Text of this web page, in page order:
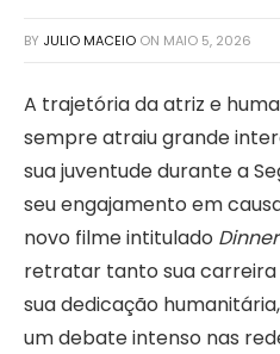
BY JULIO MACEIO ON MAIO 5, 2026
A trajetória da atriz e
sempre atraiu grande
sua juventude durante a
seu engajamento em
novo filme intitulado
retratar tanto sua carreira
sua dedicação
um debate intenso nas